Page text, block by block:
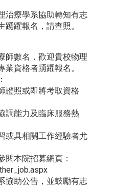
療學系協助轉知有志
躍報名，請查照。
師數名，歡迎貴校物理
資格者踴躍報名。
照或即將考取資格
能力及臨床服務熱
具相關工作經驗者尤
本院招募網頁：
協助公告，並鼓勵有志